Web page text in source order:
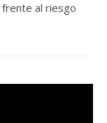
frente al riesgo